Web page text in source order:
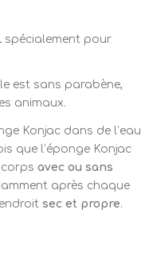
spécialement pour
est sans parabène,
animaux.
Konjac dans de l’eau
que l’éponge Konjac
avec ou sans
après chaque
sec et propre.